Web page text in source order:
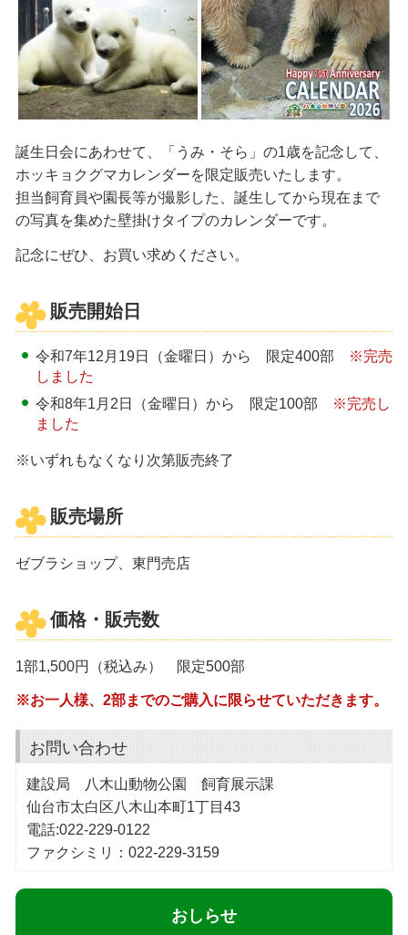
誕生日会にあわせて、「うみ・そら」の1歳を記念して、
ホッキョクグマカレンダーを限定販売いたします。
担当飼育員や園長等が撮影した、誕生してから現在まで
の写真を集めた壁掛けタイプのカレンダーです。
記念にぜひ、お買い求めください。
販売開始日
令和7年12月19日（金曜日）から 限定400部
※完売
しました
令和8年1月2日（金曜日）から 限定100部
※完売し
ました
※いずれもなくなり次第販売終了
販売場所
ゼブラショップ、東門売店
価格・販売数
1部1,500円（税込み） 限定500部
※お一人様、2部までのご購入に限らせていただきます。
お問い合わせ
建設局 八木山動物公園 飼育展示課
仙台市太白区八木山本町1丁目43
電話:022-229-0122
ファクシミリ：022-229-3159
おしらせ